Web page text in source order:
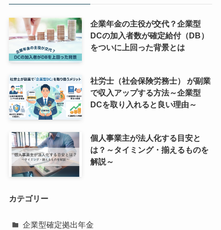
企業年金の主役が交代？企業型
DCの加入者数が確定給付（DB）
をついに上回った背景とは
社労士（社会保険労務士） が副業
で収入アップする方法～企業型
DCを取り入れると良い理由～
個人事業主が法人化する目安と
は？～タイミング・揃えるものを
解説～
カテゴリー
企業型確定拠出年金